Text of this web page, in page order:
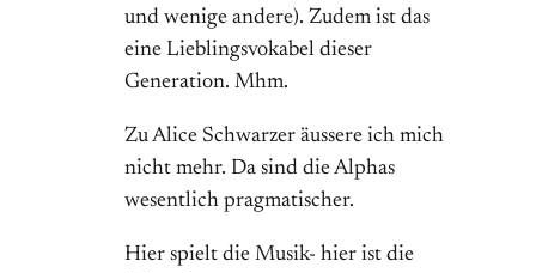
und wenige andere). Zudem ist das
eine Lieblingsvokabel dieser
Generation. Mhm.
Zu Alice Schwarzer äussere ich mich
nicht mehr. Da sind die Alphas
wesentlich pragmatischer.
Hier spielt die Musik- hier ist die